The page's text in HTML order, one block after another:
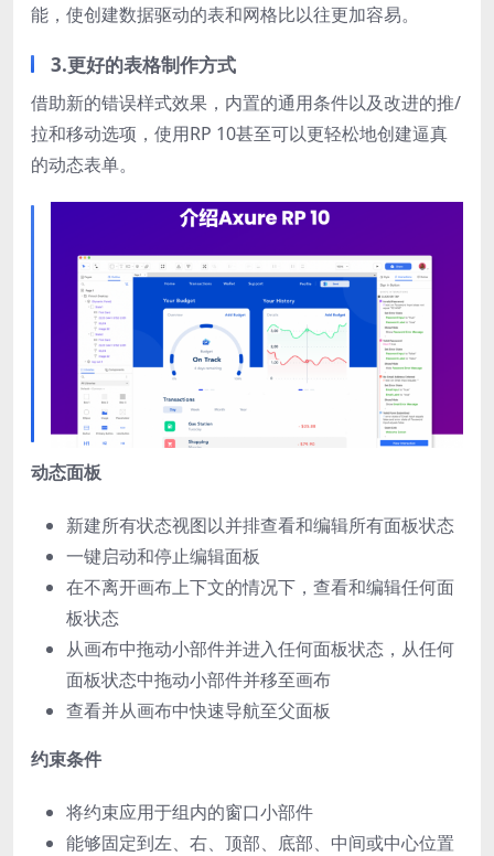
能，使创建数据驱动的表和网格比以往更加容易。
3.更好的表格制作方式
借助新的错误样式效果，内置的通用条件以及改进的推/
拉和移动选项，使用RP 10甚至可以更轻松地创建逼真
的动态表单。
动态面板
新建所有状态视图以并排查看和编辑所有面板状态
一键启动和停止编辑面板
在不离开画布上下文的情况下，查看和编辑任何面
板状态
从画布中拖动小部件并进入任何面板状态，从任何
面板状态中拖动小部件并移至画布
查看并从画布中快速导航至父面板
约束条件
将约束应用于组内的窗口小部件
能够固定到左、右、顶部、底部、中间或中心位置